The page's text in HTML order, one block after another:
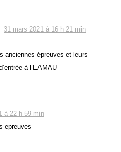
31 mars 2021 à 16 h 21 min
anciennes épreuves et leurs
à l’EAMAU
à 22 h 59 min
epreuves